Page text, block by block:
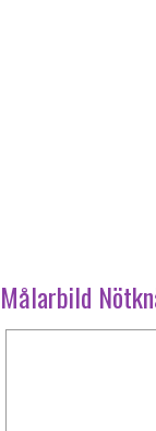
Målarbild